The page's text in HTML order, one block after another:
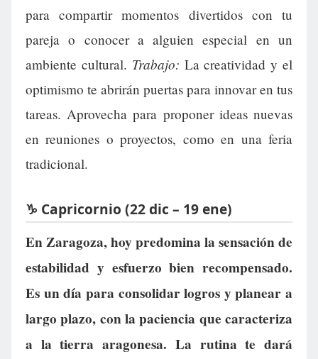
para compartir momentos divertidos con tu
pareja o conocer a alguien especial en un
ambiente cultural. Trabajo: La creatividad y el
optimismo te abrirán puertas para innovar en tus
tareas. Aprovecha para proponer ideas nuevas
en reuniones o proyectos, como en una feria
tradicional.
♑ Capricornio (22 dic – 19 ene)
En Zaragoza, hoy predomina la sensación de
estabilidad y esfuerzo bien recompensado.
Es un día para consolidar logros y planear a
largo plazo, con la paciencia que caracteriza
a la tierra aragonesa. La rutina te dará